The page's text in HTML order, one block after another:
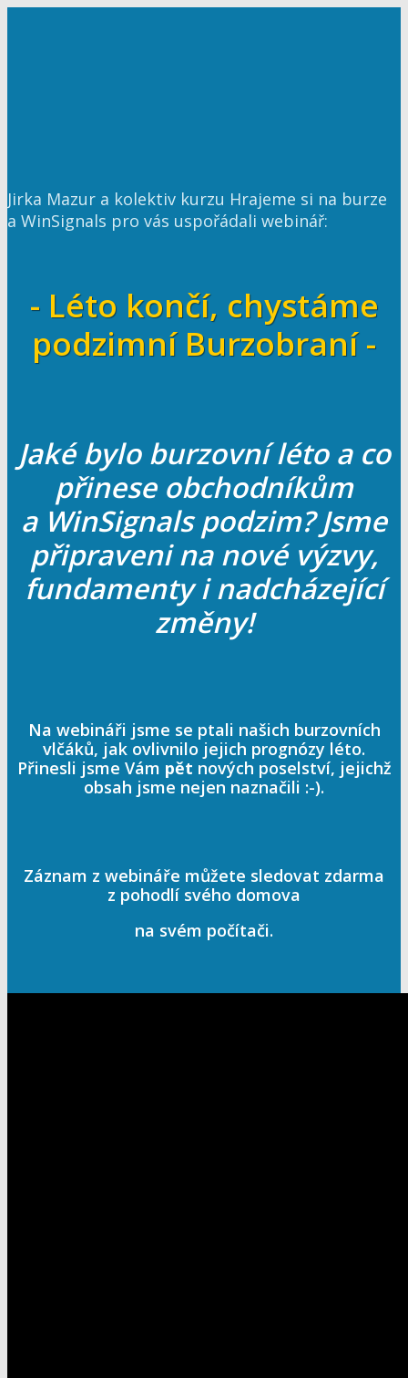
Jirka Mazur a kolektiv kurzu Hrajeme si na burze
a WinSignals pro vás uspořádali webinář:
- Léto končí, chystáme
podzimní Burzobraní -
Jaké bylo burzovní léto a co
přinese obchodníkům
a WinSignals podzim? Jsme
připraveni na nové výzvy,
fundamenty i nadcházející
změny!
Na webináři jsme se ptali našich burzovních
vlčáků, jak ovlivnilo jejich prognózy léto.
Přinesli jsme Vám pět nových poselství, jejichž
obsah jsme nejen naznačili :-).
Záznam z webináře můžete sledovat zdarma
z pohodlí svého domova
na svém počítači.